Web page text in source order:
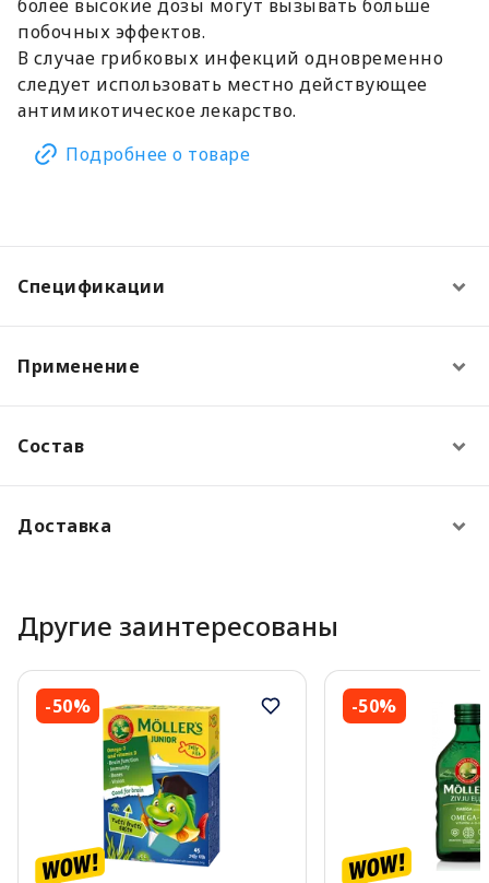
более высокие дозы могут вызывать больше
побочных эффектов.
В случае грибковых инфекций одновременно
следует использовать местно действующее
антимикотическое лекарство.
Подробнее о товаре
Спецификации
Применение
Состав
Доставка
Другие заинтересованы
-50% -50%